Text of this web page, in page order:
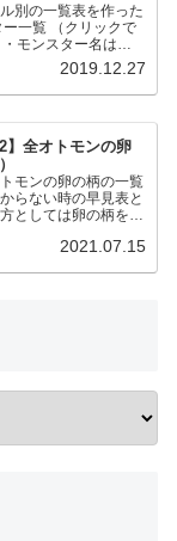
別の一覧表を作った
一覧 （クリックで
モンスター名は五
★が歴戦個体です。
2019.12.27
】全オトモンの卵
モンの卵の柄の一覧
らない時の早見表と
としては卵の柄を元
2021.07.15